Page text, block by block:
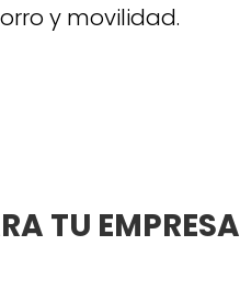
y movilidad.
TU EMPRESA